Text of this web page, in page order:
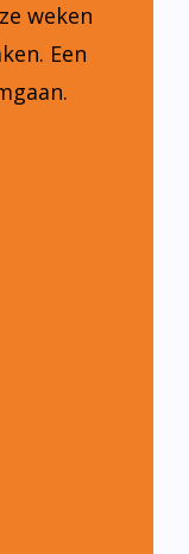
weken
Een